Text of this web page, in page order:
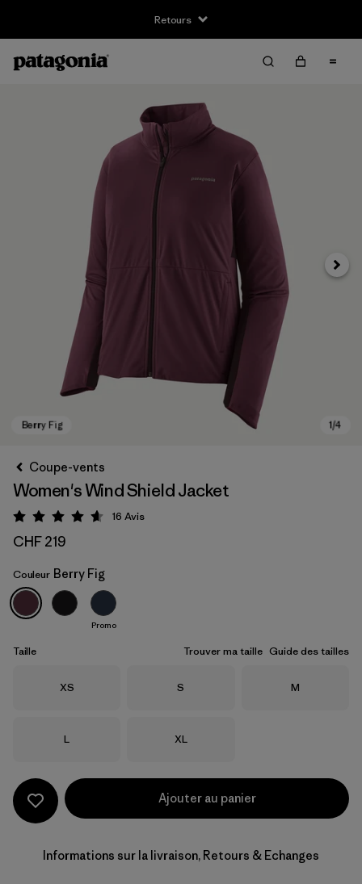
Retours
Berry Fig
Coupe-vents
Women's Wind Shield Jacket
Évaluation: 4.6 / 5
16 Avis
CHF 219
Couleur Berry Fig
Promo
Taille Trouver ma taille Guide des tailles
Taille
XS Taille
S Taille
M
Taille
L Taille
XL
Ajouter au panier
Informations sur la livraison, Retours & Echanges